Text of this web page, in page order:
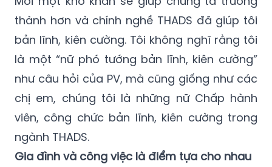
thành hơn và chính nghề THADS đã giúp tôi
bản lĩnh, kiên cường. Tôi không nghĩ rằng tôi
là một “nữ phó tướng bản lĩnh, kiên cường”
như câu hỏi của PV, mà cũng giống như các
chị em, chúng tôi là những nữ Chấp hành
viên, công chức bản lĩnh, kiên cường trong
ngành THADS.
Gia đình và công việc là điểm tựa cho nhau